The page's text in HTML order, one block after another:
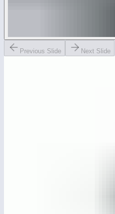
Previous Slide Next Slide